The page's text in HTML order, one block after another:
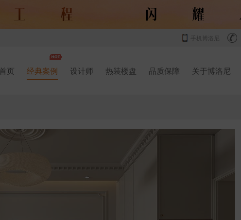
手机博洛尼
页 经典案例 设计师 热装楼盘 品质保障 关于博洛尼